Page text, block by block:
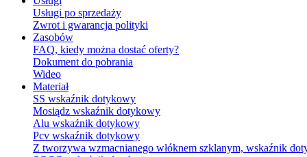
Usługi po sprzedaży
Zwrot i gwarancja polityki
Zasobów
FAQ, kiedy można dostać oferty?
Dokument do pobrania
Wideo
Materiał
SS wskaźnik dotykowy
Mosiądz wskaźnik dotykowy
Alu wskaźnik dotykowy
Pcv wskaźnik dotykowy
Z tworzywa wzmacnianego włóknem szklanym, wskaźnik